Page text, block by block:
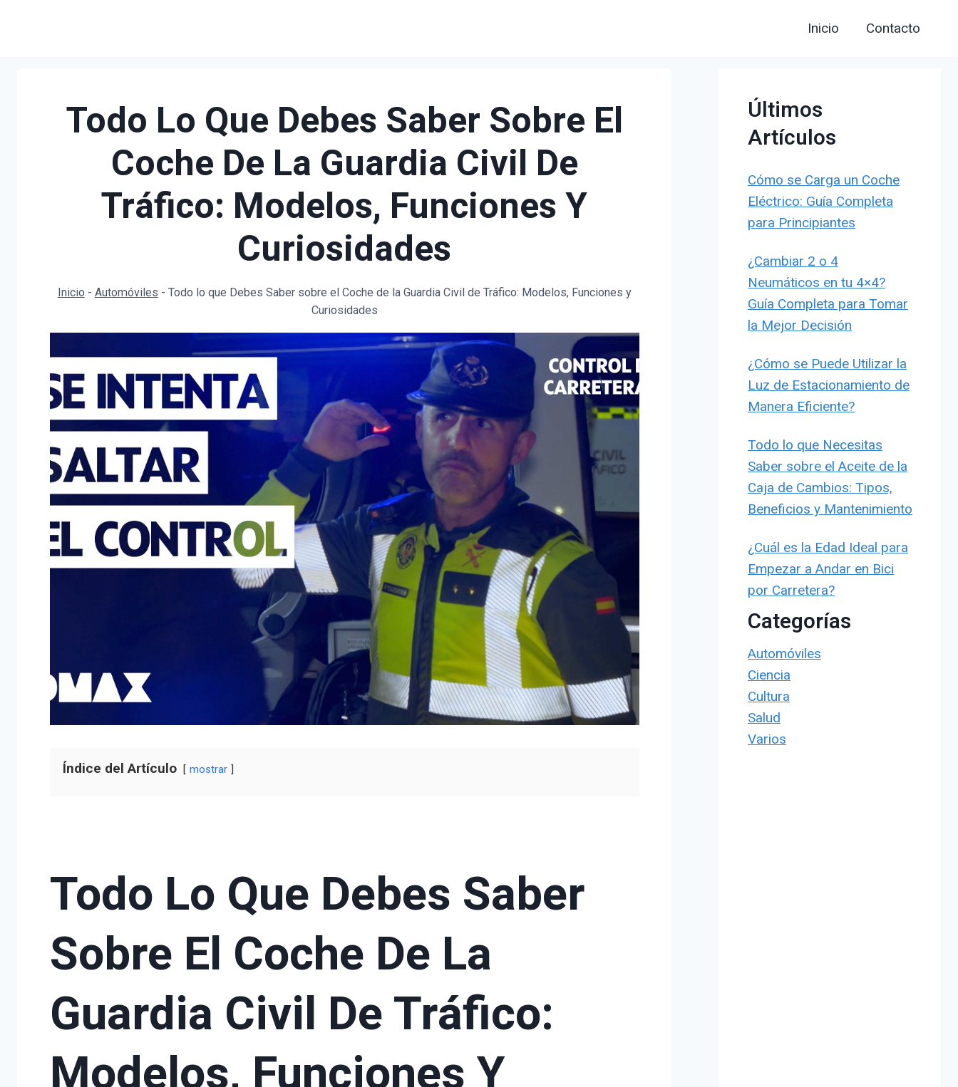
Inicio Contacto
Todo Lo Que Debes Saber Sobre El
Coche De La Guardia Civil De
Tráfico: Modelos, Funciones Y
Curiosidades
Inicio - Automóviles - Todo lo que Debes Saber sobre el Coche de la Guardia Civil de Tráfico: Modelos, Funciones y
Curiosidades
Índice del Artículo mostrar
Todo Lo Que Debes Saber
Sobre El Coche De La
Guardia Civil De Tráfico:
Últimos
Artículos
Cómo se Carga un Coche
Eléctrico: Guía Completa
para Principiantes
¿Cambiar 2 o 4
Neumáticos en tu 4×4?
Guía Completa para Tomar
la Mejor Decisión
¿Cómo se Puede Utilizar la
Luz de Estacionamiento de
Manera Eficiente?
Todo lo que Necesitas
Saber sobre el Aceite de la
Caja de Cambios: Tipos,
Beneficios y Mantenimiento
¿Cuál es la Edad Ideal para
Empezar a Andar en Bici
por Carretera?
Categorías
Automóviles
Ciencia
Cultura
Salud
Varios